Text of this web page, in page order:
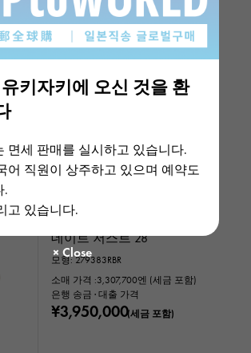
키자키에 오신 것을 환
면세 판매를 실시하고 있습니다.
어 직원이 상주하고 있으며 예약도
.
고 있습니다.
데이트 저스트 36
부레:19.5cm
모형: 126283RBR
¥4,500,000 (세금 포함)
롤렉스
데이트 저스트 28
모형: 279383RBR
소매 가격 :3,307,700엔 (세금 포함)
은행 송금 · 대출 가격
¥3,950,000(세금 포함)